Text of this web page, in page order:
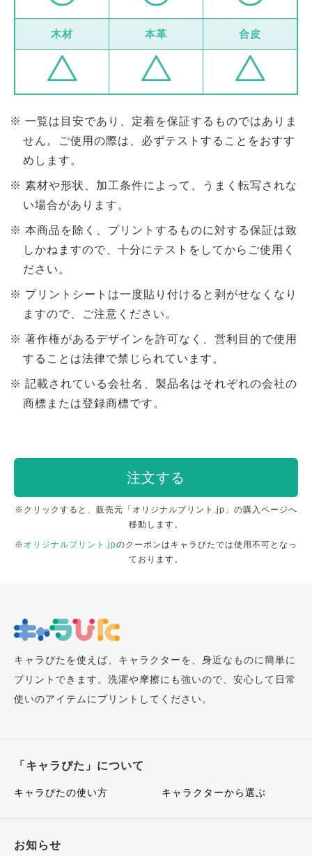
木材 本革 合皮
一覧は目安であり、定着を保証するものではありま
せん。ご使用の際は、必ずテストすることをおすす
めします。
素材や形状、加工条件によって、うまく転写されな
い場合があります。
本商品を除く、プリントするものに対する保証は致
しかねますので、十分にテストをしてからご使用く
ださい。
プリントシートは一度貼り付けると剥がせなくなり
ますので、ご注意ください。
著作権があるデザインを許可なく、営利目的で使用
することは法律で禁じられています。
記載されている会社名、製品名はそれぞれの会社の
商標または登録商標です。
注文する
※クリックすると、販売元「オリジナルプリント.jp」の購入ページへ
移動します。
※ オリジナルプリント.jpのクーポンはキャラぴたでは使用不可となっ
ております。
キャラぴたを使えば、キャラクターを、身近なものに簡単に
プリントできます。洗濯や摩擦にも強いので、安心して日常
使いのアイテムにプリントしてください。
「キャラぴた」について
キャラぴたの使い方 キャラクターから選ぶ
お知らせ